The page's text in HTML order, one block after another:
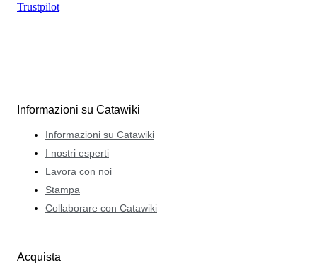
Trustpilot
Informazioni su Catawiki
Informazioni su Catawiki
I nostri esperti
Lavora con noi
Stampa
Collaborare con Catawiki
Acquista